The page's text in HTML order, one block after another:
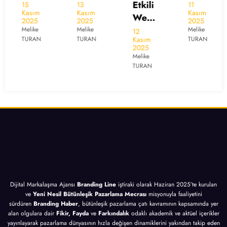
me
Pazar
lama
sı
15
Kasım
2025
Melike
TURAN
a
Moto
ru
Pazar
Altın
13
Kasım
2025
Melike
TURAN
Etkili
Web
Tasar
ım
İçin
10
12
Kasım
2025
Melike
TURAN
Posta
Pazar
lama
sı
11
Kasım
2025
Melike
TURAN
Dijital Markalaşma Ajansı Branding Line iştiraki olarak Haziran 2025’te kurulan
ve Yeni Nesil Bütünleşik Pazarlama Mecrası misyonuyla faaliyetini
sürdüren Branding Haber, bütünleşik pazarlama çatı kavramının kapsamında yer
alan olgulara dair Fikir, Fayda ve Farkındalık odaklı akademik ve aktüel içerikler
yayınlayarak pazarlama dünyasının hızla değişen dinamiklerini yakından takip eden